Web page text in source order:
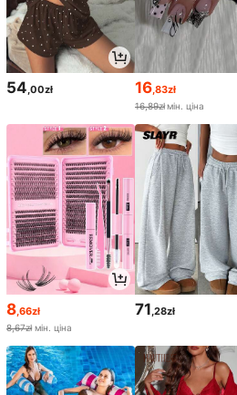
54,00zł 16,83zł
16,89złмін. ціна
8,66zł
8,67zł мін. ціна
71,28zł